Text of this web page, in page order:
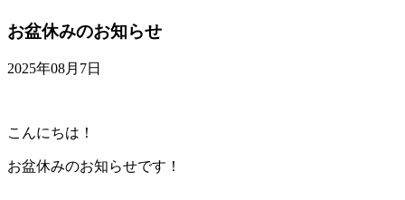
お盆休みのお知らせ
2025年08月7日
こんにちは！
お盆休みのお知らせです！